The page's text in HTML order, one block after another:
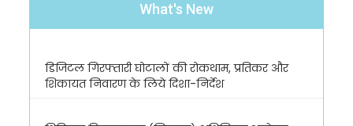
What's New
डिजिटल गिरफ्तारी घोटालों की रोकथाम, प्रतिकर और
शिकायत निवारण के लिये दिशा-निर्देश